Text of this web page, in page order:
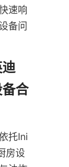
速响
备问
合
托Ini
房设